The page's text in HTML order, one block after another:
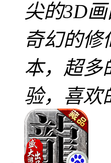
尖的3D
奇幻的修
本，超多
验，喜欢